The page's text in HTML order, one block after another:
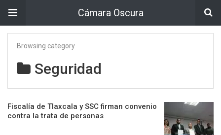
Cámara Oscura
Browsing category
Seguridad
Fiscalía de Tlaxcala y SSC firman convenio
contra la trata de personas